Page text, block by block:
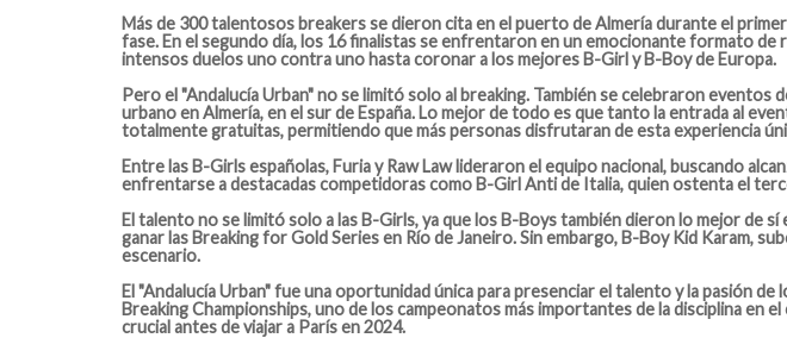
Más de 300 talentosos breakers se dieron cita en el puerto de Almería durante el
fase. En el segundo día, los 16 finalistas se enfrentaron en un emocionante formato
intensos duelos uno contra uno hasta coronar a los mejores B-Girl y B-Boy de Europa.
Pero el "Andalucía Urban" no se limitó solo al breaking. También se celebraron
urbano en Almería, en el sur de España. Lo mejor de todo es que tanto la entrada al
totalmente gratuitas, permitiendo que más personas disfrutaran de esta experiencia
Entre las B-Girls españolas, Furia y Raw Law lideraron el equipo nacional, buscando
enfrentarse a destacadas competidoras como B-Girl Anti de Italia, quien ostenta el
El talento no se limitó solo a las B-Girls, ya que los B-Boys también dieron lo mejor de
ganar las Breaking for Gold Series en Río de Janeiro. Sin embargo, B-Boy Kid Karam,
escenario.
El "Andalucía Urban" fue una oportunidad única para presenciar el talento y la pasión
Breaking Championships, uno de los campeonatos más importantes de la disciplina en
crucial antes de viajar a París en 2024.